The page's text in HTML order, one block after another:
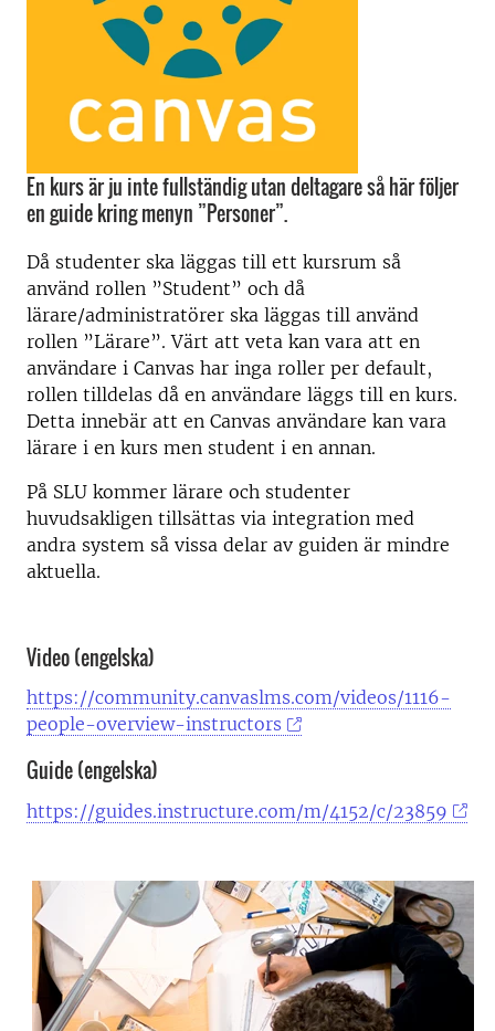
En kurs är ju inte fullständig utan deltagare så här följer
en guide kring menyn ”Personer”.
Då studenter ska läggas till ett kursrum så
använd rollen ”Student” och då
lärare/administratörer ska läggas till använd
rollen ”Lärare”. Värt att veta kan vara att en
användare i Canvas har inga roller per default,
rollen tilldelas då en användare läggs till en kurs.
Detta innebär att en Canvas användare kan vara
lärare i en kurs men student i en annan.
På SLU kommer lärare och studenter
huvudsakligen tillsättas via integration med
andra system så vissa delar av guiden är mindre
aktuella.
Video (engelska)
https://community.canvaslms.com/videos/1116-
people-overview-instructors
Guide (engelska)
https://guides.instructure.com/m/4152/c/23859